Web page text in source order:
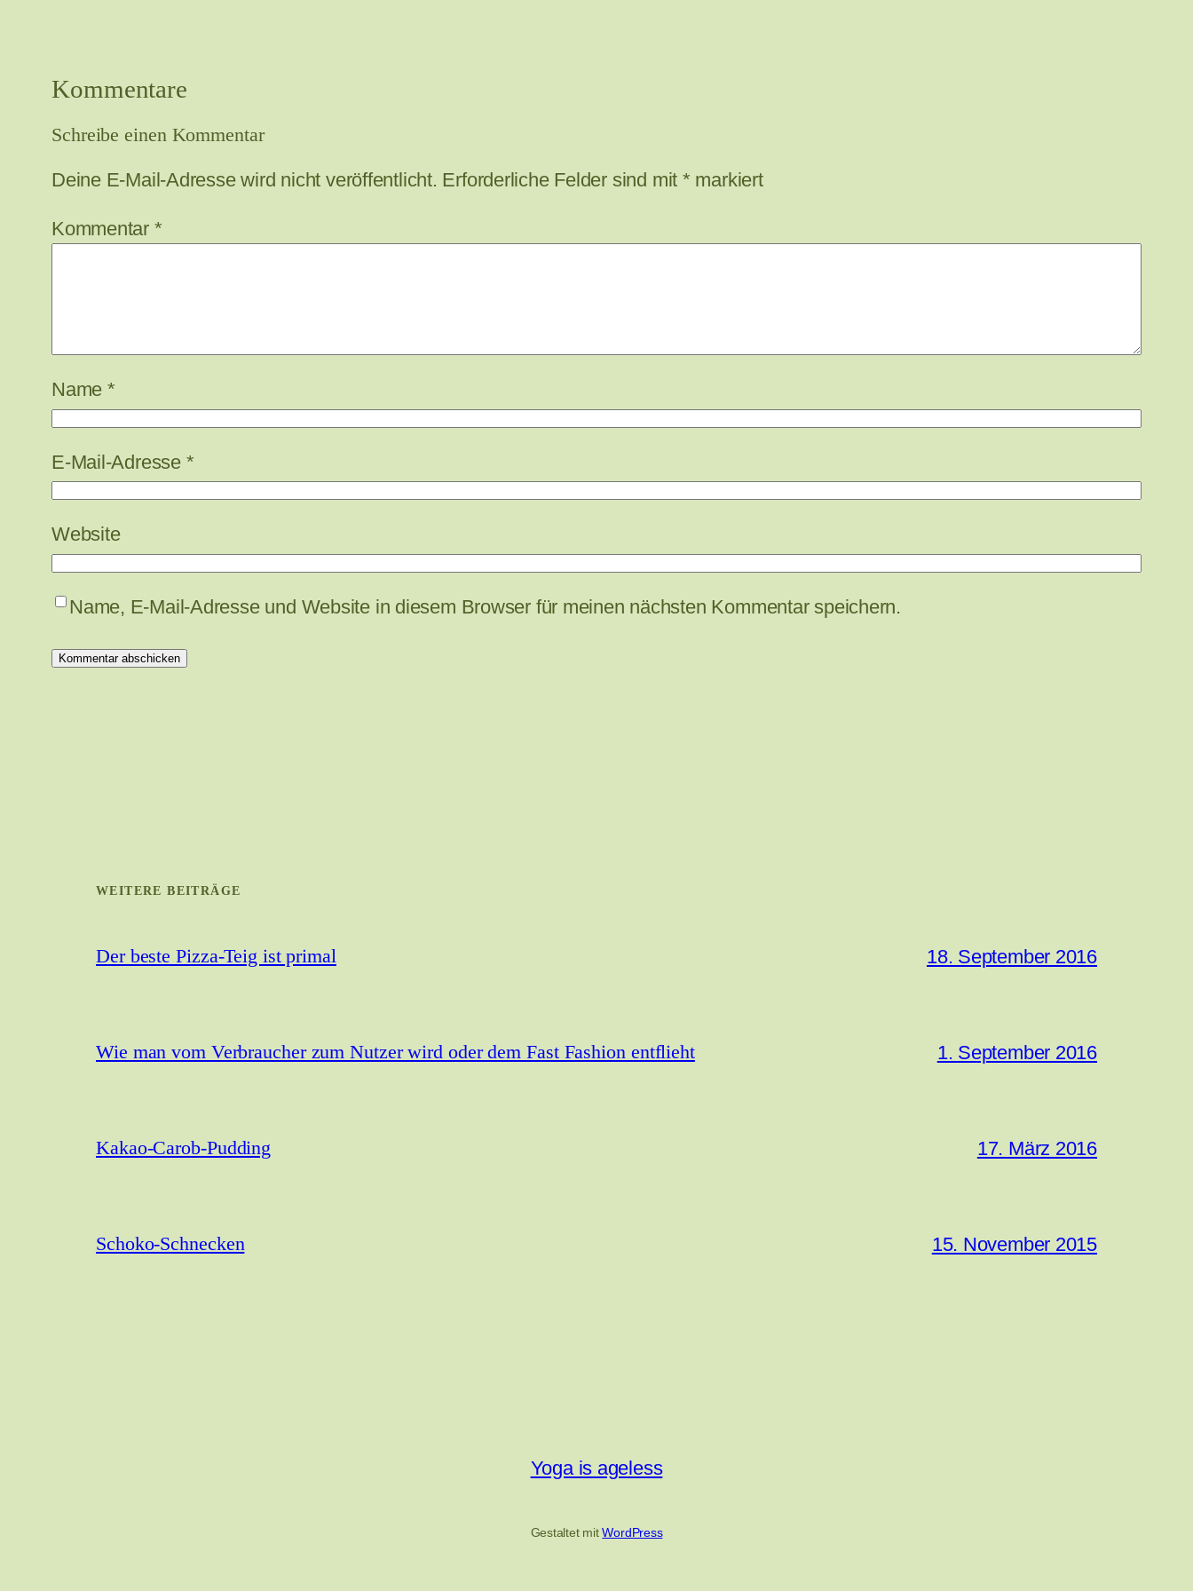
Kommentare
Schreibe einen Kommentar
Deine E-Mail-Adresse wird nicht veröffentlicht. Erforderliche Felder sind mit * markiert
Kommentar *
Name *
E-Mail-Adresse *
Website
Name, E-Mail-Adresse und Website in diesem Browser für meinen nächsten Kommentar speichern.
WEITERE BEITRÄGE
Der beste Pizza-Teig ist primal 18. September 2016
Wie man vom Verbraucher zum Nutzer wird oder dem Fast Fashion entflieht 1. September 2016
Kakao-Carob-Pudding 17. März 2016
Schoko-Schnecken 15. November 2015
Yoga is ageless
Gestaltet mitWordPress